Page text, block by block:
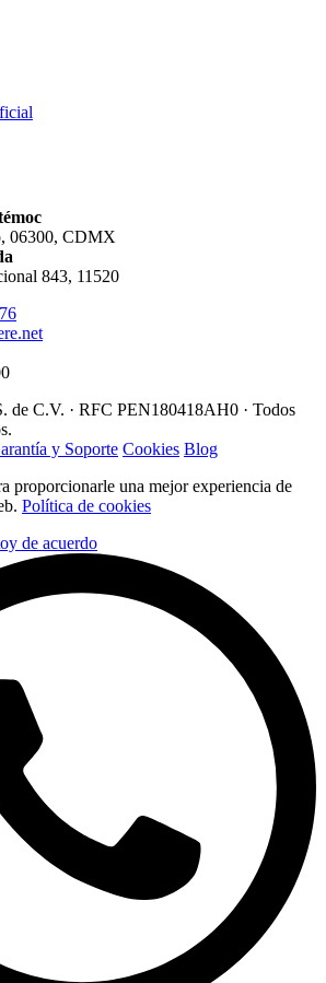
06300, CDMX
843, 11520
de C.V. · RFC PEN180418AH0 · Todos
y Soporte Cookies Blog
proporcionarle una mejor experiencia de
Política de cookies
de acuerdo